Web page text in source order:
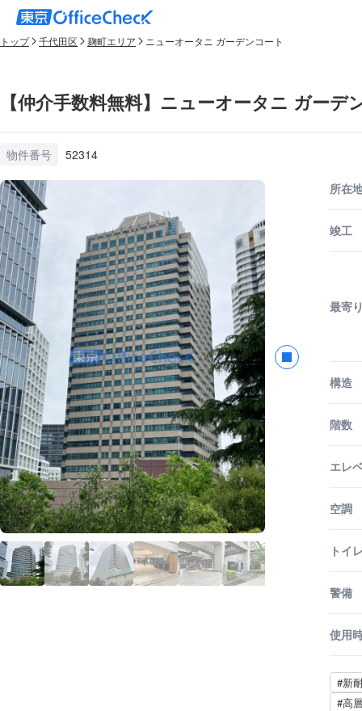
トップ 千代田区 麹町エリア ニューオータニ ガーデンコート
【仲介手数料無料】ニューオータニ ガーデ
物件番号 52314
所在
竣工
最寄
構造
階数
エレ
空調
トイ
警備
使用
#新
#高